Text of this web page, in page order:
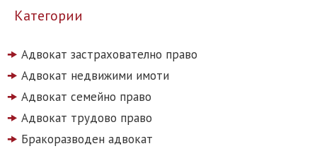
Категории
Адвокат застрахователно право
Адвокат недвижими имоти
Адвокат семейно право
Адвокат трудово право
Бракоразводен адвокат